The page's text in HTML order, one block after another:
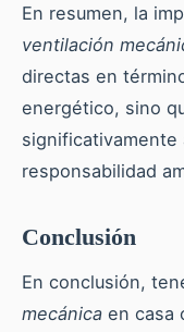
En resumen, la
ventilación
directas en
energético, sino
responsabilidad
Conclusión
En conclusión,
mecánica en casa